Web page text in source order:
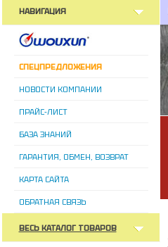
НАВИГАЦИЯ
СПЕЦПРЕДЛОЖЕНИЯ
НОВОСТИ КОМПАНИИ
ПРАЙС-ЛИСТ
БАЗА ЗНАНИЙ
ГАРАНТИЯ, ОБМЕН, ВОЗВРАТ
КАРТА САЙТА
ОБРАТНАЯ СВЯЗЬ
ВЕСЬ КАТАЛОГ ТОВАРОВ